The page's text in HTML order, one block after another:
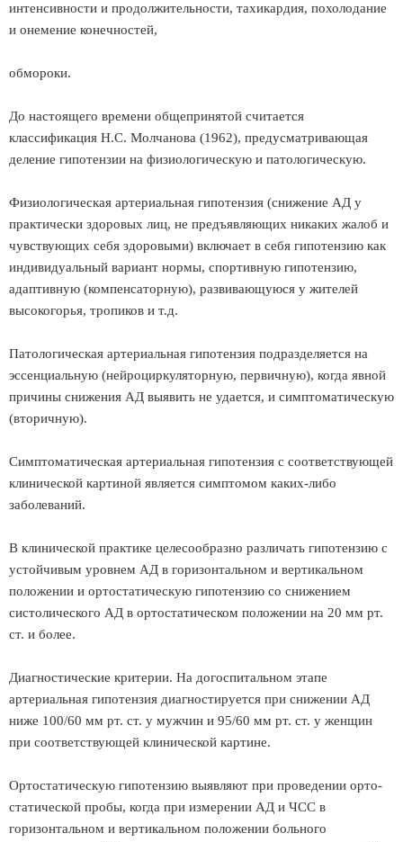
интенсивности и продолжительности, тахикардия, похолодание
и онемение конечностей,
обмороки.
До настоящего времени общепринятой считается
классификация Н.С. Молчанова (1962), предусматривающая
деление гипотензии на физиологическую и патологическую.
Физиологическая артериальная гипотензия (снижение АД у
практически здоровых лиц, не предъявляющих никаких жалоб и
чувствующих себя здоровыми) включает в себя гипотензию как
индивидуальный вариант нормы, спортивную гипотензию,
адаптивную (компенсаторную), развивающуюся у жителей
высокогорья, тропиков и т.д.
Патологическая артериальная гипотензия подразделяется на
эссенциальную (нейроциркуляторную, первичную), когда явной
причины снижения АД выявить не удается, и симптоматическую
(вторичную).
Симптоматическая артериальная гипотензия с соответствующей
клинической картиной является симптомом каких-либо
заболеваний.
В клинической практике целесообразно различать гипотензию с
устойчивым уровнем АД в горизонтальном и вертикальном
положении и ортостатическую гипотензию со снижением
систолического АД в ортостатическом положении на 20 мм рт.
ст. и более.
Диагностические критерии. На догоспитальном этапе
артериальная гипотензия диагностируется при снижении АД
ниже 100/60 мм рт. ст. у мужчин и 95/60 мм рт. ст. у женщин
при соответствующей клинической картине.
Ортостатическую гипотензию выявляют при проведении орто-
статической пробы, когда при измерении АД и ЧСС в
горизонтальном и вертикальном положении больного